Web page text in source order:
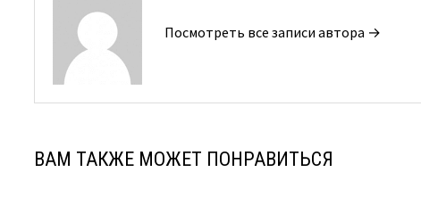
Посмотреть все записи автора →
ВАМ ТАКЖЕ МОЖЕТ ПОНРАВИТЬСЯ